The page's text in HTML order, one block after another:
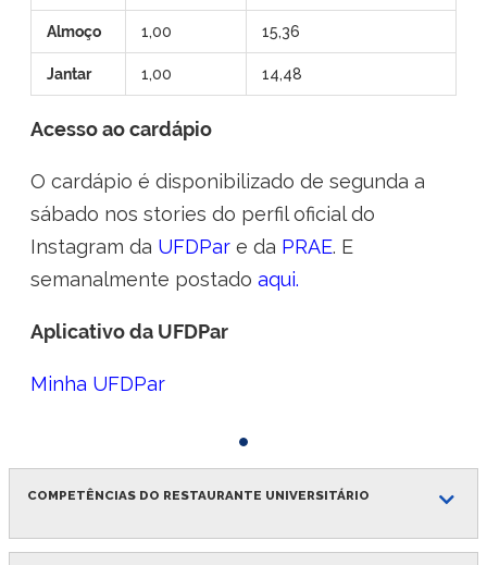
Advocacia-Geral da União
Almoço 1,00 15,36
Jantar 1,00 14,48
Acesso ao cardápio
O cardápio é disponibilizado de segunda a
sábado nos stories do perfil oficial do
Instagram da UFDPar e da PRAE. E
semanalmente postado aqui.
Aplicativo da UFDPar
Minha UFDPar
1
COMPETÊNCIAS DO RESTAURANTE UNIVERSITÁRIO